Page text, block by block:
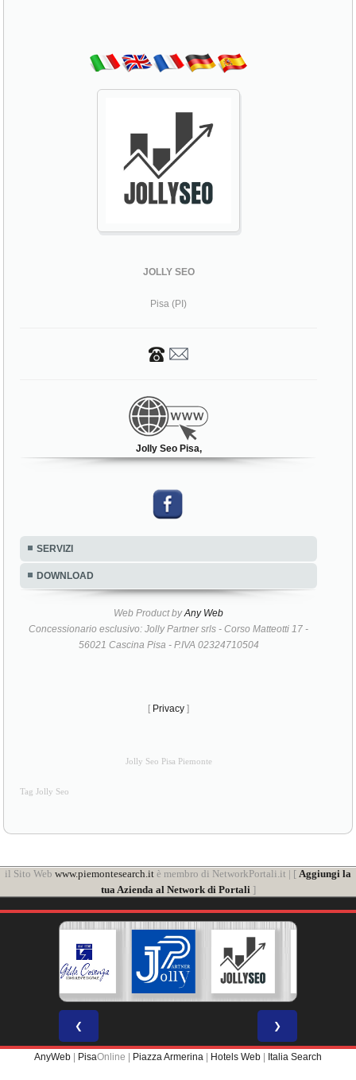
JOLLY SEO
Pisa (PI)
Jolly Seo Pisa,
SERVIZI
DOWNLOAD
Web Product byAny Web
Concessionario esclusivo: Jolly Partner srls - Corso Matteotti 17 -
56021 Cascina Pisa - P.IVA 02324710504
[ Privacy ]
Jolly Seo Pisa Piemonte
Tag Jolly Seo
il Sito Web www.piemontesearch.it è membro di NetworkPortali.it | [ Aggiungi la
tua Azienda al Network di Portali]
❮ ❯
AnyWeb PisaOnline | Piazza Armerina Hotels Web Italia Search